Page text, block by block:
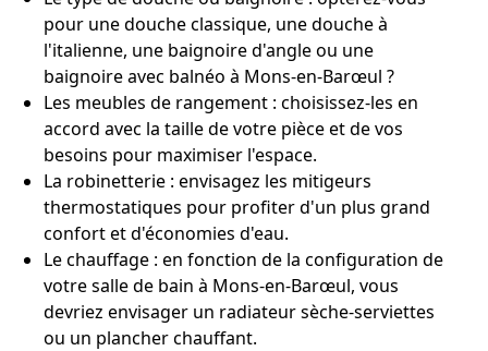
pour une douche classique, une douche à
l'italienne, une baignoire d'angle ou une
baignoire avec balnéo à Mons-en-Barœul ?
Les meubles de rangement : choisissez-les en
accord avec la taille de votre pièce et de vos
besoins pour maximiser l'espace.
La robinetterie : envisagez les mitigeurs
thermostatiques pour profiter d'un plus grand
confort et d'économies d'eau.
Le chauffage : en fonction de la configuration de
votre salle de bain à Mons-en-Barœul, vous
devriez envisager un radiateur sèche-serviettes
ou un plancher chauffant.